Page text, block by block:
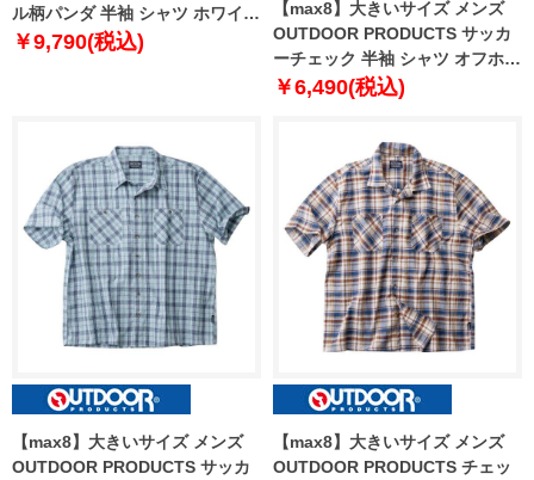
ル柄パンダ 半袖 シャツ ホワイト
1257-4210-1 3L 4L 5L 6L
￥9,790(税込)
【max8】大きいサイズ メンズ
OUTDOOR PRODUCTS サッカ
ーチェック 半袖 シャツ オフホワ
イト系 1257-4220-1 3L 4L 5L
￥6,490(税込)
【max8】大きいサイズ メンズ
OUTDOOR PRODUCTS サッカ
【max8】大きいサイズ メンズ
OUTDOOR PRODUCTS チェッ